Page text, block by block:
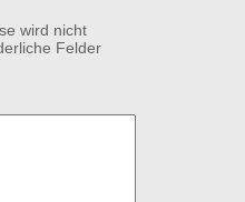
wird nicht
Felder